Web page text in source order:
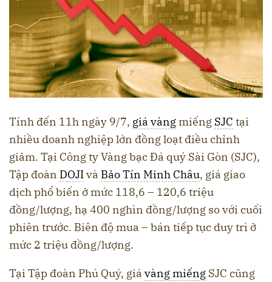
Tính đến 11h ngày 9/7, giá vàng miếng SJC tại
nhiều doanh nghiệp lớn đồng loạt điều chỉnh
giảm. Tại Công ty Vàng bạc Đá quý Sài Gòn (SJC),
Tập đoàn DOJIvà Bảo Tín Minh Châu, giá giao
dịch phổ biến ở mức 118,6 – 120,6 triệu
đồng/lượng, hạ 400 nghìn đồng/lượng so với cuối
phiên trước. Biên độ mua – bán tiếp tục duy trì ở
mức 2 triệu đồng/lượng.
Tại Tập đoàn Phú Quý, giá vàng miếng SJC cũng